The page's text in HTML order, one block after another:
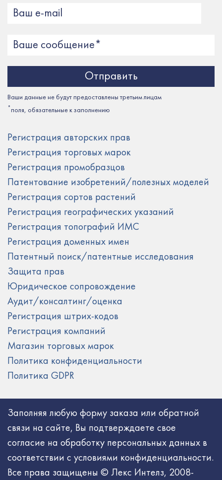
Ваши данные не будут предоставлены третьим лицам
* поля, обязательные к заполнению
Регистрация авторских прав
Регистрация торговых марок
Регистрация промобразцов
Патентование изобретений/полезных моделей
Регистрация сортов растений
Регистрация географических указаний
Регистрация топографий ИМС
Регистрация доменных имен
Патентный поиск/патентные исследования
Защита прав
Юридическое сопровождение
Аудит/консалтинг/оценка
Регистрация штрих-кодов
Регистрация компаний
Магазин торговых марок
Политика конфиденциальности
Политика GDPR
Заполняя любую форму заказа или обратной
связи на сайте, Вы подтверждаете свое
согласие на обработку персональных данных в
соответствии с условиями конфиденциальности.
Все права защищены © Лекс Интелз, 2008-